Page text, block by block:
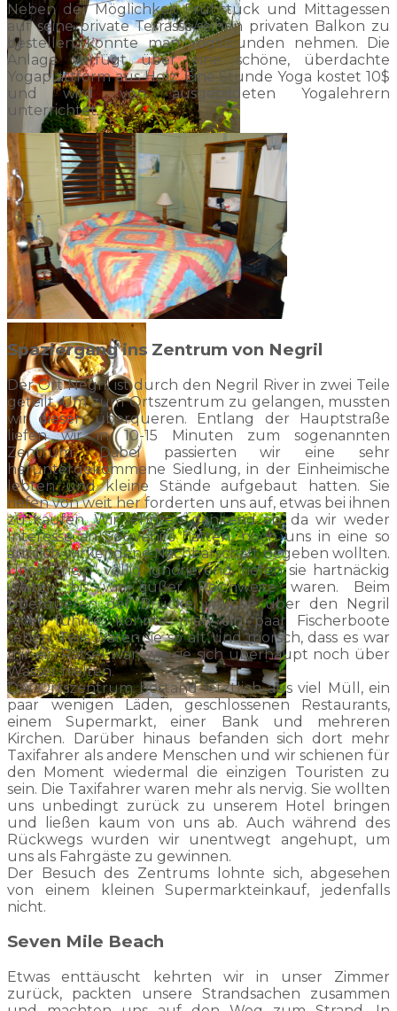
Neben der Möglichkeit Frühstück und Mittagessen
auf seine private Terrasse/seinen privaten Balkon zu
bestellen, konnte man Yogastunden nehmen. Die
Anlage verfügt über eine schöne, überdachte
Yogaplattform aus Holz. Eine Stunde Yoga kostet 10$
und wird von ausgebildeten Yogalehrern
unterrichtet.
Spaziergang ins Zentrum von Negril
Der Ort Negril ist durch den Negril River in zwei Teile
geteilt. Um zum Ortszentrum zu gelangen, mussten
wir diesen überqueren. Entlang der Hauptstraße
liefen wir in 10-15 Minuten zum sogenannten
Zentrum. Dabei passierten wir eine sehr
heruntergekommene Siedlung, in der Einheimische
lebten und kleine Stände aufgebaut hatten. Sie
riefen von weit her forderten uns auf, etwas bei ihnen
zu kaufen. Wir lehnten dankend ab, da wir weder
Interesse an Souvenirs hatten, noch uns in eine so
ärmlich wirkendene Nachbarschaft begeben wollten.
Unser „nein“ völlig ignorierend, riefen sie hartnäckig
weiter, bis wir außer Reichweite waren. Beim
Überqueren der Brücke, welche über den Negril
River führte, konnte man ein paar Fischerboote
sehen. Teils waren sie so alt und morsch, dass es war
mir ein Rätsel war, wie sie sich überhaupt noch über
Wasser hielten.
Das Ortszentrum bestand letztlich aus viel Müll, ein
paar wenigen Läden, geschlossenen Restaurants,
einem Supermarkt, einer Bank und mehreren
Kirchen. Darüber hinaus befanden sich dort mehr
Taxifahrer als andere Menschen und wir schienen für
den Moment wiedermal die einzigen Touristen zu
sein. Die Taxifahrer waren mehr als nervig. Sie wollten
uns unbedingt zurück zu unserem Hotel bringen
und ließen kaum von uns ab. Auch während des
Rückwegs wurden wir unentwegt angehupt, um
uns als Fahrgäste zu gewinnen.
Der Besuch des Zentrums lohnte sich, abgesehen
von einem kleinen Supermarkteinkauf, jedenfalls
nicht.
Seven Mile Beach
Etwas enttäuscht kehrten wir in unser Zimmer
zurück, packten unsere Strandsachen zusammen